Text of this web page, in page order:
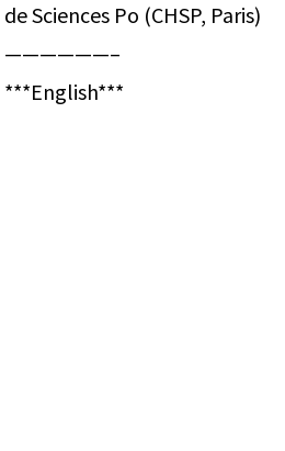
de Sciences Po (CHSP, Paris)
——————–
***English***